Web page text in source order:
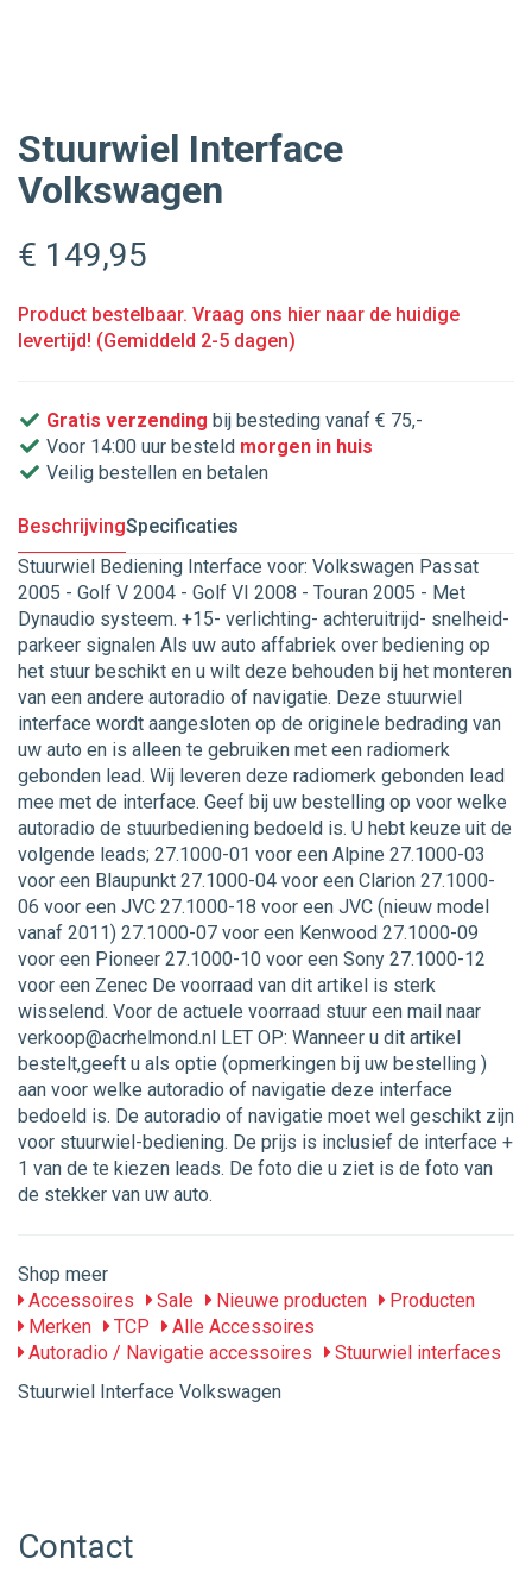
Stuurwiel Interface
Volkswagen
€ 149,95
Product bestelbaar. Vraag ons hier naar de huidige
levertijd! (Gemiddeld 2-5 dagen)
Gratis verzending bij besteding vanaf € 75,-
Voor 14:00 uur besteld morgen in huis
Veilig bestellen en betalen
BeschrijvingSpecificaties
Stuurwiel Bediening Interface voor: Volkswagen Passat
2005 - Golf V 2004 - Golf VI 2008 - Touran 2005 - Met
Dynaudio systeem. +15- verlichting- achteruitrijd- snelheid-
parkeer signalen Als uw auto affabriek over bediening op
het stuur beschikt en u wilt deze behouden bij het monteren
van een andere autoradio of navigatie. Deze stuurwiel
interface wordt aangesloten op de originele bedrading van
uw auto en is alleen te gebruiken met een radiomerk
gebonden lead. Wij leveren deze radiomerk gebonden lead
mee met de interface. Geef bij uw bestelling op voor welke
autoradio de stuurbediening bedoeld is. U hebt keuze uit de
volgende leads; 27.1000-01 voor een Alpine 27.1000-03
voor een Blaupunkt 27.1000-04 voor een Clarion 27.1000-
06 voor een JVC 27.1000-18 voor een JVC (nieuw model
vanaf 2011) 27.1000-07 voor een Kenwood 27.1000-09
voor een Pioneer 27.1000-10 voor een Sony 27.1000-12
voor een Zenec De voorraad van dit artikel is sterk
wisselend. Voor de actuele voorraad stuur een mail naar
verkoop@acrhelmond.nl LET OP: Wanneer u dit artikel
bestelt,geeft u als optie (opmerkingen bij uw bestelling )
aan voor welke autoradio of navigatie deze interface
bedoeld is. De autoradio of navigatie moet wel geschikt zijn
voor stuurwiel-bediening. De prijs is inclusief de interface +
1 van de te kiezen leads. De foto die u ziet is de foto van
de stekker van uw auto.
Shop meer
Accessoires
Sale Nieuwe producten
Producten
Merken
TCP
Alle Accessoires
Autoradio / Navigatie accessoires
Stuurwiel interfaces
Stuurwiel Interface Volkswagen
Contact